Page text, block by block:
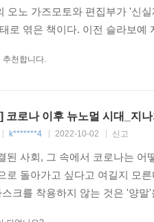
오노 가즈모토와 편집부가 '신
로 엮은 책이다. 이전 슬라보
천합니다.
코로나 이후 뉴노멀 시대_지
k*******4 2022-10-02 신고
된 사회, 그 속에서 코로나는
로 돌아가고 싶다고 여길지 모
크를 착용하지 않는 것은 '양